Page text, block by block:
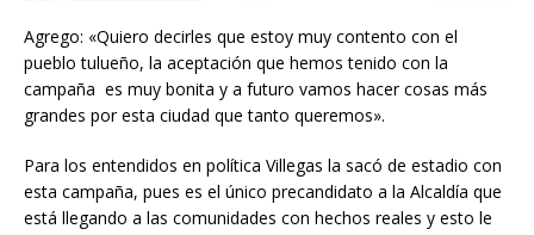
Agrego: «Quiero decirles que estoy muy contento con el
pueblo tulueño, la aceptación que hemos tenido con la
campaña es muy bonita y a futuro vamos hacer cosas más
grandes por esta ciudad que tanto queremos».
Para los entendidos en política Villegas la sacó de estadio con
esta campaña, pues es el único precandidato a la Alcaldía que
está llegando a las comunidades con hechos reales y esto le